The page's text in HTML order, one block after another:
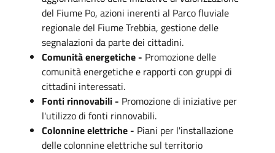
del Fiume Po, azioni inerenti al Parco fluviale
regionale del Fiume Trebbia, gestione delle
segnalazioni da parte dei cittadini.
Comunità energetiche - Promozione delle
comunità energetiche e rapporti con gruppi di
cittadini interessati.
Fonti rinnovabili - Promozione di iniziative per
l'utilizzo di fonti rinnovabili.
Colonnine elettriche - Piani per l'installazione
delle colonnine elettriche sul territorio